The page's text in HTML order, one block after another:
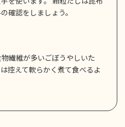
確認をしましょう。
繊維が多いごぼうやしいた
控えて軟らかく煮て食べるよ